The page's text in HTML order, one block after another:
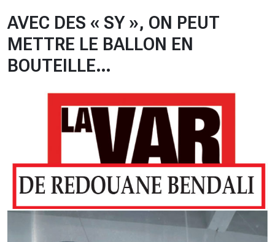
AVEC DES « SY », ON PEUT
METTRE LE BALLON EN
BOUTEILLE…